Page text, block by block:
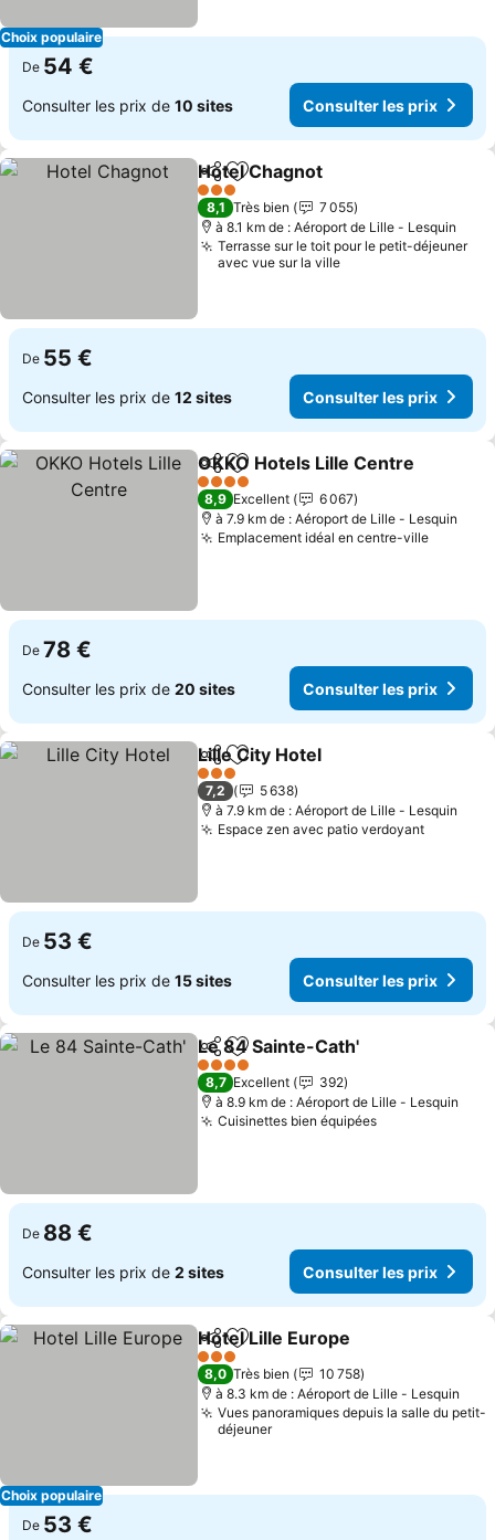
Choix populaire
De 54 €
Consulter les prix de 10 sites Consulter les prix
PartagerAjouter à mes favoris
Hotel Chagnot
3 Étoiles
8,1 Très bien
7 055
à 8.1 km de : Aéroport de Lille - Lesquin
Terrasse sur le toit pour le petit-déjeuner
avec vue sur la ville
De 55 €
Consulter les prix de 12 sites Consulter les prix
PartagerAjouter à mes favoris
OKKO Hotels Lille Centre
4 Étoiles
8,9 Excellent
6 067
à 7.9 km de : Aéroport de Lille - Lesquin
Emplacement idéal en centre-ville
De 78 €
Consulter les prix de 20 sites Consulter les prix
PartagerAjouter à mes favoris
Lille City Hotel
3 Étoiles
7,2
5 638
à 7.9 km de : Aéroport de Lille - Lesquin
Espace zen avec patio verdoyant
De 53 €
Consulter les prix de 15 sites Consulter les prix
PartagerAjouter à mes favoris
Le 84 Sainte-Cath'
4 Étoiles
8,7 Excellent
392
à 8.9 km de : Aéroport de Lille - Lesquin
Cuisinettes bien équipées
De 88 €
Consulter les prix de 2 sites Consulter les prix
Choix populaire
PartagerAjouter à mes favoris
Hotel Lille Europe
3 Étoiles
8,0 Très bien
10 758
à 8.3 km de : Aéroport de Lille - Lesquin
Vues panoramiques depuis la salle du petit-
déjeuner
De 53 €